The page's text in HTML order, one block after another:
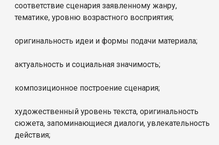
соответствие сценария заявленному жанру,
тематике, уровню возрастного восприятия;
оригинальность идеи и формы подачи материала;
актуальность и социальная значимость;
композиционное построение сценария;
художественный уровень текста, оригинальность
сюжета, запоминающиеся диалоги, увлекательность
действия;